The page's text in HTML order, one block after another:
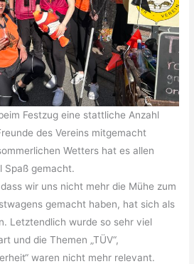
Festzug eine stattliche Anzahl
des Vereins mitgemacht
Wetters hat es allen
Spaß gemacht.
wir uns nicht mehr die Mühe zum
gemacht haben, hat sich als
Letztendlich wurde so sehr viel
und die Themen „TÜV“,
waren nicht mehr relevant.